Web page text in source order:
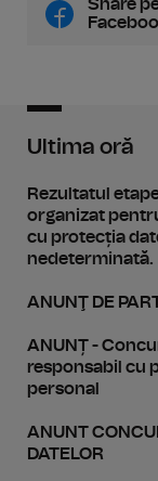
Share
Ultima oră
Rezultatul
organizat
cu protecția
nedeterminată.
ANUNŢ DE
ANUNȚ -
responsabil cu
personal
ANUNT
DATELOR